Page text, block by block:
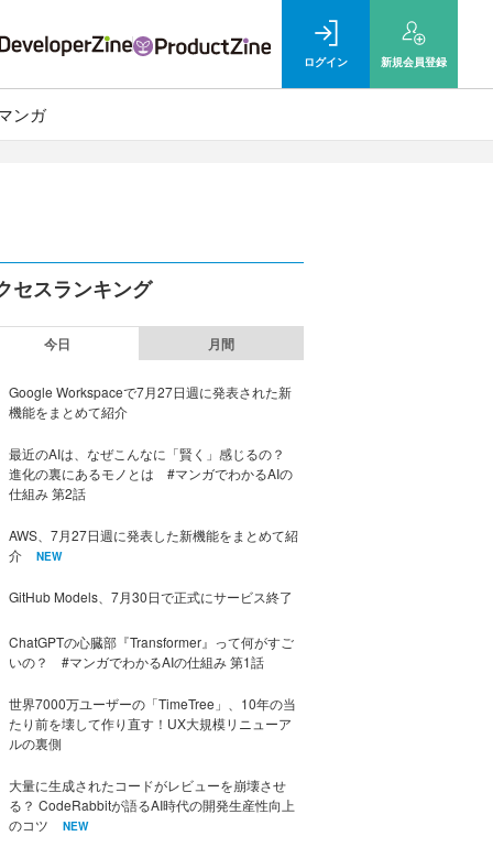
ログイン 新規会員登録
ンガ
セスランキング
今日 月間
Google Workspaceで7月27日週に発表された新
機能をまとめて紹介
最近のAIは、なぜこんなに「賢く」感じるの？
進化の裏にあるモノとは #マンガでわかるAIの
仕組み 第2話
AWS、7月27日週に発表した新機能をまとめて紹
介
NEW
GitHub Models、7月30日で正式にサービス終了
ChatGPTの心臓部『Transformer』って何がすご
いの？ #マンガでわかるAIの仕組み 第1話
世界7000万ユーザーの「TimeTree」、10年の当
たり前を壊して作り直す！UX大規模リニューア
ルの裏側
大量に生成されたコードがレビューを崩壊させ
る？ CodeRabbitが語るAI時代の開発生産性向上
のコツ
NEW